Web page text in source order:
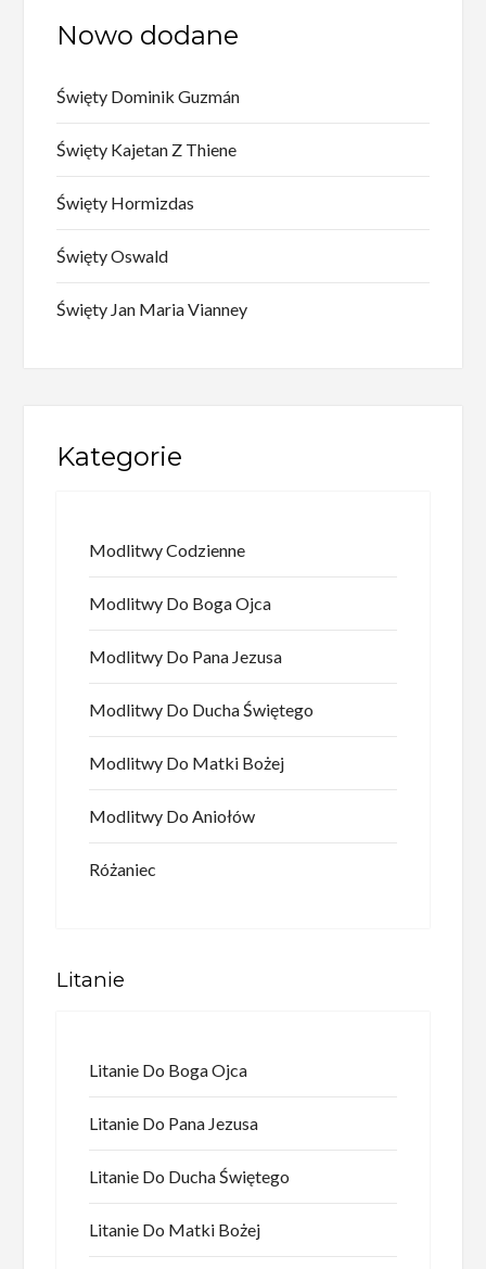
Nowo dodane
Święty Dominik Guzmán
Święty Kajetan Z Thiene
Święty Hormizdas
Święty Oswald
Święty Jan Maria Vianney
Kategorie
Modlitwy Codzienne
Modlitwy Do Boga Ojca
Modlitwy Do Pana Jezusa
Modlitwy Do Ducha Świętego
Modlitwy Do Matki Bożej
Modlitwy Do Aniołów
Różaniec
Litanie
Litanie Do Boga Ojca
Litanie Do Pana Jezusa
Litanie Do Ducha Świętego
Litanie Do Matki Bożej